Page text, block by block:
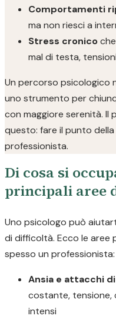
Comportamenti
ma non riesci a
Stress cronico
mal di testa,
Un percorso psicologico
uno strumento per
con maggiore serenità. Il
questo: fare il punto
professionista.
Di cosa si
principali aree
Uno psicologo può
di difficoltà. Ecco le aree
spesso un professionista:
Ansia e attacchi
costante, tensione,
intensi